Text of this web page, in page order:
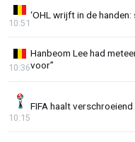
‘OHL wrijft in de
10:51
Hanbeom Lee had
voor”
10:36
FIFA haalt
10:15